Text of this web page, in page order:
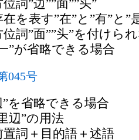
詞”边””面””头”
を表す”在”と”有”と”
詞”面””头”を付けら
”が省略できる場合
045号
”を省略できる場合
辺”の用法
置詞＋目的語＋述語